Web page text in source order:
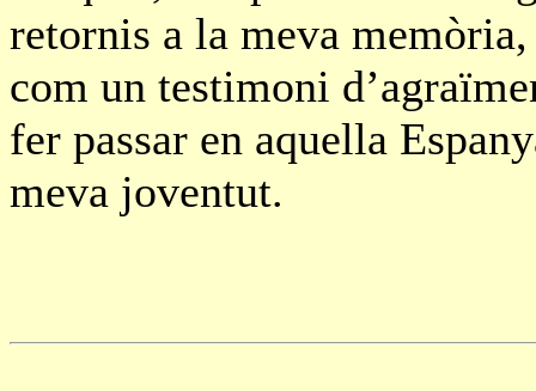
retornis a la meva
com un testimoni
fer passar en aquella
meva joventut.